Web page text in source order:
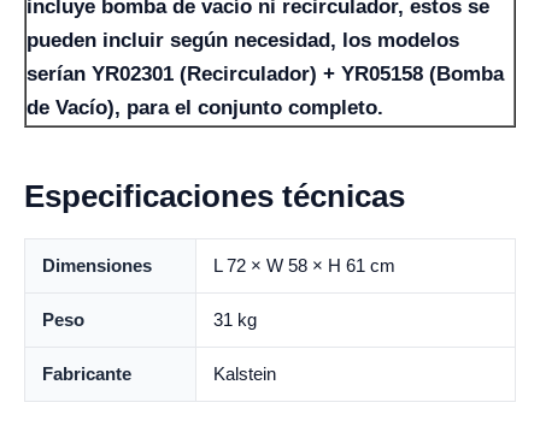
incluye bomba de vacío ni recirculador, estos se
pueden incluir según necesidad, los modelos
serían YR02301 (Recirculador) + YR05158 (Bomba
de Vacío), para el conjunto completo.
Especificaciones técnicas
Dimensiones L 72 × W 58 × H 61 cm
Peso 31 kg
Fabricante Kalstein